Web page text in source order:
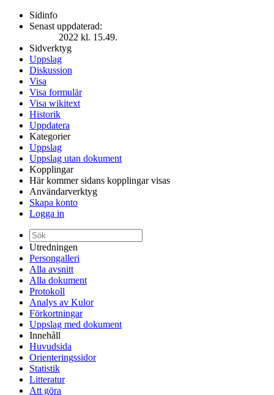
Sidinfo
Senast uppdaterad:
2022 kl. 15.49.
Sidverktyg
Uppslag
Diskussion
Visa
Visa formulär
Visa wikitext
Historik
Uppdatera
Kategorier
Uppslag
Uppslag utan dokument
Kopplingar
Här kommer sidans kopplingar visas
Användarverktyg
Skapa konto
Logga in
Utredningen
Persongalleri
Alla avsnitt
Alla dokument
Protokoll
Analys av Kulor
Förkortningar
Uppslag med dokument
Innehåll
Huvudsida
Orienteringssidor
Statistik
Litteratur
Att göra